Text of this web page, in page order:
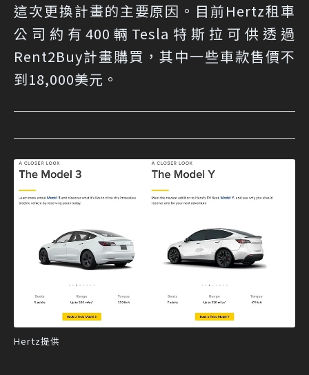
這次更換計畫的主要原因。目前Hertz租車
公司約有400輛Tesla特斯拉可供透過
Rent2Buy計畫購買，其中一些車款售價不
到18,000美元。
Hertz提供